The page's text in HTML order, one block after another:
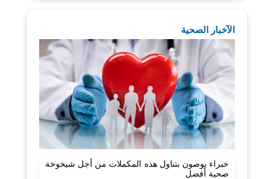
الآخبار الصحية
خبراء يوصون بتناول هذه المكملات من أجل شيخوخة
صحية أفضل